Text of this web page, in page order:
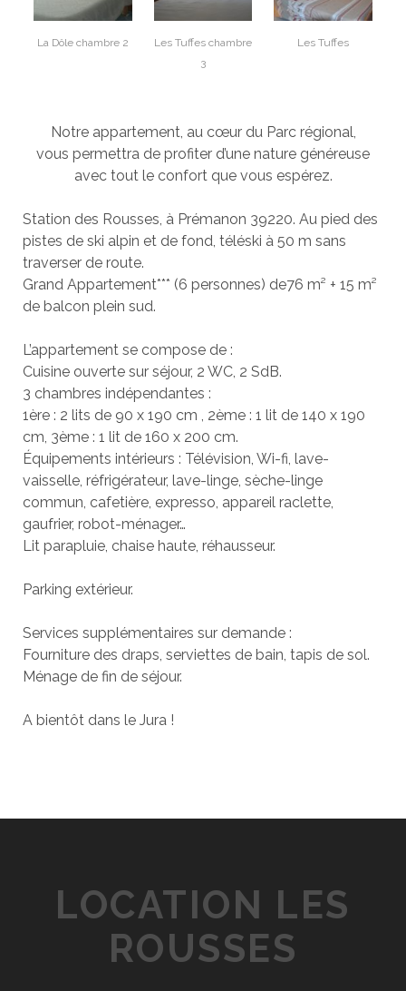
La Dôle chambre 2
Les Tuffes chambre
3
Les Tuffes
Notre appartement, au cœur du Parc régional,
vous permettra de profiter d’une nature généreuse
avec tout le confort que vous espérez.
Station des Rousses, à Prémanon 39220. Au pied des
pistes de ski alpin et de fond, téléski à 50 m sans
traverser de route.
Grand Appartement*** (6 personnes) de76 m² + 15 m²
de balcon plein sud.
L’appartement se compose de :
Cuisine ouverte sur séjour, 2 WC, 2 SdB.
3 chambres indépendantes :
1ère : 2 lits de 90 x 190 cm , 2ème : 1 lit de 140 x 190
cm, 3ème : 1 lit de 160 x 200 cm.
Équipements intérieurs : Télévision, Wi-fi, lave-
vaisselle, réfrigérateur, lave-linge, sèche-linge
commun, cafetière, expresso, appareil raclette,
gaufrier, robot-ménager…
Lit parapluie, chaise haute, réhausseur.
Parking extérieur.
Services supplémentaires sur demande :
Fourniture des draps, serviettes de bain, tapis de sol.
Ménage de fin de séjour.
A bientôt dans le Jura !
LOCATION LES
ROUSSES